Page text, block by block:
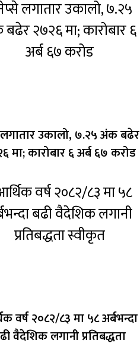
उकालो, ७.२५ अंक बढेर
मा; कारोबार ६ अर्ब ६७ करोड
वर्ष २०८२/८३ मा ५८ अर्बभन्दा
वैदेशिक लगानी प्रतिबद्धता